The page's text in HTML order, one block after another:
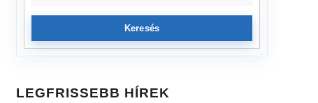
Keresés
LEGFRISSEBB HÍREK